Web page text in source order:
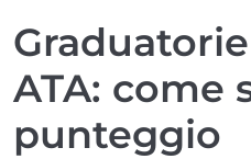
ATA: come
punteggio